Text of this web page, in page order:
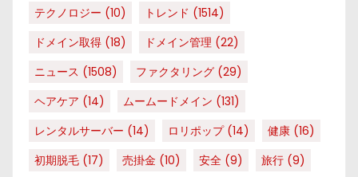
テクノロジー (10) トレンド (1514)
ドメイン取得 (18) ドメイン管理 (22)
ニュース (1508) ファクタリング (29)
ヘアケア (14) ムームードメイン (131)
レンタルサーバー (14) ロリポップ(14) 健康 (16)
初期脱毛 (17) 売掛金 (10) 安全 (9) 旅行 (9)